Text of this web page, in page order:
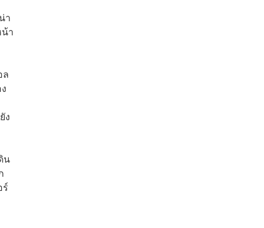
า
า
ล
ง
น